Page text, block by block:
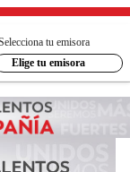
tu emisora
Elige tu emisora